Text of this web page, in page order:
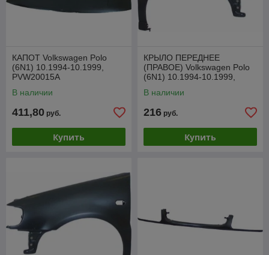
КАПОТ Volkswagen Polo
(6N1) 10.1994-10.1999,
PVW20015A
В наличии
411,80 руб.
Купить
КРЫЛО ПЕРЕДНЕЕ
(ПРАВОЕ) Volkswagen Polo
(6N1) 10.1994-10.1999,
В наличии
216 руб.
Купить